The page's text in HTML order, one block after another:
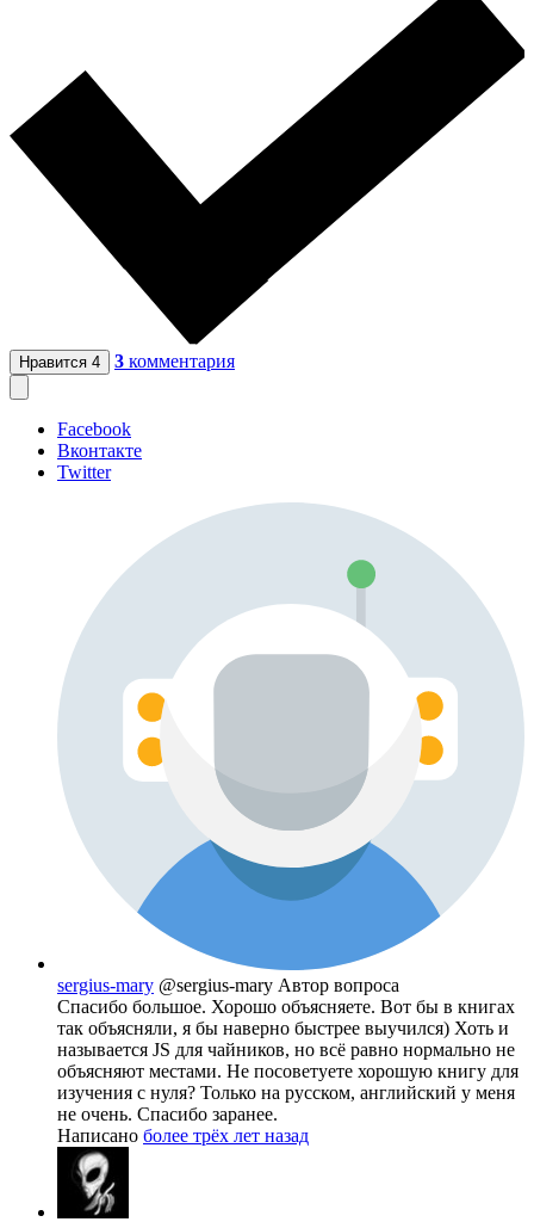
Нравится 4 3 комментария
Facebook
Вконтакте
Twitter
sergius-mary @sergius-mary Автор вопроса
Спасибо большое. Хорошо объясняете. Вот бы в книгах
так объясняли, я бы наверно быстрее выучился) Хоть и
называется JS для чайников, но всё равно нормально не
объясняют местами. Не посоветуете хорошую книгу для
изучения с нуля? Только на русском, английский у меня
не очень. Спасибо заранее.
Написано более трёх лет назад